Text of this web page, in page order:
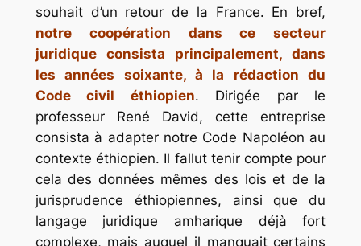
souhait d’un retour de la France. En bref,
notre coopération dans ce secteur
juridique consista principalement, dans
les années soixante, à la rédaction du
Code civil éthiopien. Dirigée par le
professeur René David, cette entreprise
consista à adapter notre Code Napoléon au
contexte éthiopien. Il fallut tenir compte pour
cela des données mêmes des lois et de la
jurisprudence éthiopiennes, ainsi que du
langage juridique amharique déjà fort
complexe, mais auquel il manquait certains